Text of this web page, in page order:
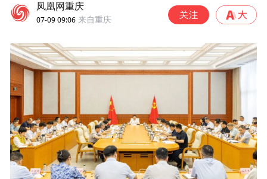
凤凰网重庆
07-09 09:06 来自重庆